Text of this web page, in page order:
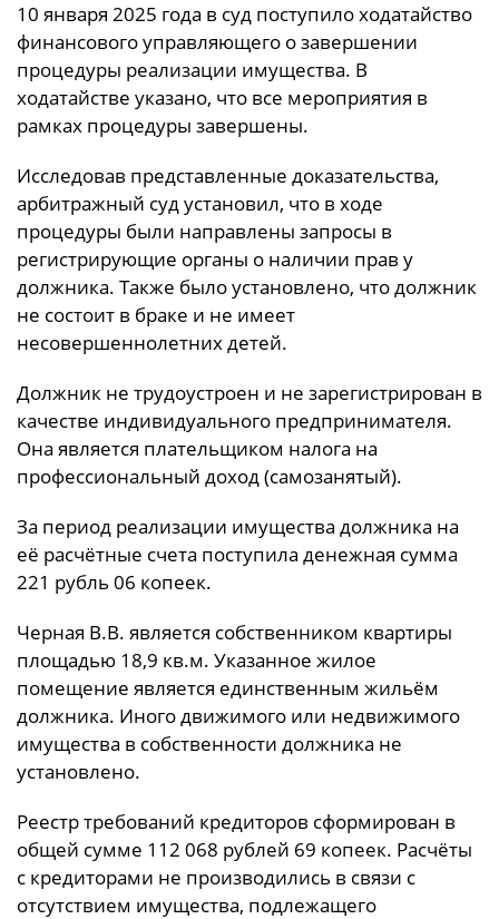
10 января 2025 года в суд поступило ходатайство
финансового управляющего о завершении
процедуры реализации имущества. В
ходатайстве указано, что все мероприятия в
рамках процедуры завершены.
Исследовав представленные доказательства,
арбитражный суд установил, что в ходе
процедуры были направлены запросы в
регистрирующие органы о наличии прав у
должника. Также было установлено, что должник
не состоит в браке и не имеет
несовершеннолетних детей.
Должник не трудоустроен и не зарегистрирован в
качестве индивидуального предпринимателя.
Она является плательщиком налога на
профессиональный доход (самозанятый).
За период реализации имущества должника на
её расчётные счета поступила денежная сумма
221 рубль 06 копеек.
Черная В.В. является собственником квартиры
площадью 18,9 кв.м. Указанное жилое
помещение является единственным жильём
должника. Иного движимого или недвижимого
имущества в собственности должника не
установлено.
Реестр требований кредиторов сформирован в
общей сумме 112 068 рублей 69 копеек. Расчёты
с кредиторами не производились в связи с
отсутствием имущества, подлежащего